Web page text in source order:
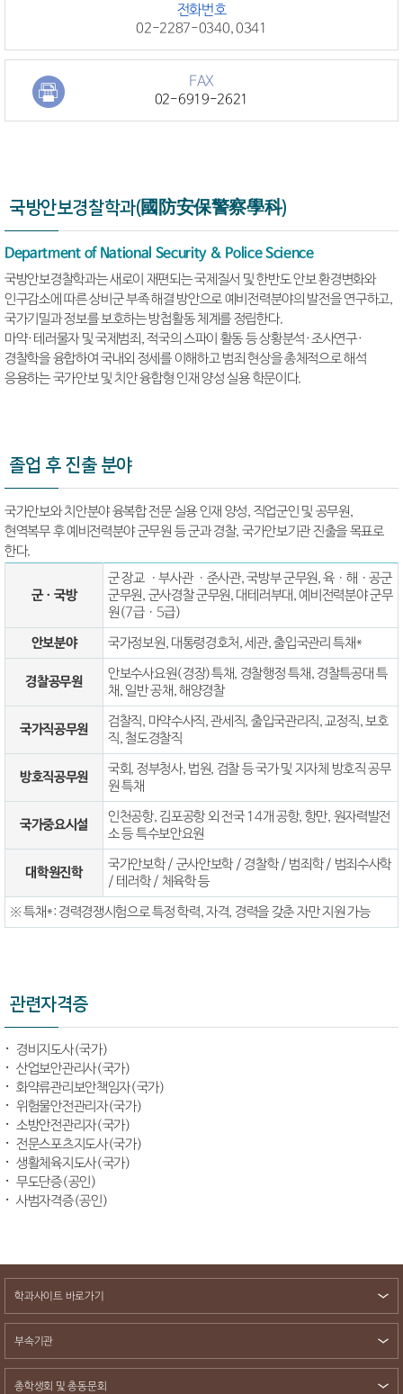
전화번호
02-2287-0340, 0341
FAX
02-6919-2621
국방안보경찰학과(國防安保警察學科)
Department of National Security & Police Science
국방안보경찰학과는 새로이 재편되는 국제질서 및 한반도 안보 환경변화와
인구감소에 따른 상비군 부족 해결 방안으로 예비전력분야의 발전을 연구하고,
국가기밀과 정보를 보호하는 방첩활동 체계를 정립한다.
마약·테러물자 및 국제범죄, 적국의 스파이 활동 등 상황분석·조사연구·
경찰학을 융합하여 국내외 정세를 이해하고 범죄 현상을 총체적으로 해석
응용하는 국가안보 및 치안 융합형 인재 양성 실용 학문이다.
졸업 후 진출 분야
국가안보와 치안분야 융복합 전문 실용 인재 양성, 직업군인 및 공무원,
현역복무 후 예비전력분야 군무원 등 군과 경찰, 국가안보기관 진출을 목표로
한다.
군ㆍ국방
군 장교 ㆍ부사관 ㆍ준사관, 국방부 군무원, 육ㆍ해ㆍ공군
군무원, 군사경찰 군무원, 대테러부대, 예비전력분야 군무
원(7급ㆍ5급)
안보분야
국가정보원, 대통령경호처, 세관, 출입국관리 특채*
경찰공무원
안보수사요원(경장)특채, 경찰행정 특채, 경찰특공대 특
채, 일반 공채, 해양경찰
국가직공무원
검찰직, 마약수사직, 관세직, 출입국관리직, 교정직, 보호
직, 철도경찰직
방호직공무원
국회, 정부청사, 법원, 검찰 등 국가 및 지자체 방호직 공무
원 특채
국가중요시설
인천공항, 김포공항 외 전국 14개 공항, 항만, 원자력발전
소 등 특수보안요원
대학원진학
국가안보학 / 군사안보학 / 경찰학 / 범죄학 / 범죄수사학
/ 테러학 / 체육학 등
※ 특채*: 경력경쟁시험으로 특정 학력, 자격, 경력을 갖춘 자만 지원 가능
관련자격증
경비지도사(국가)
산업보안관리사(국가)
화약류관리보안책임자(국가)
위험물안전관리자(국가)
소방안전관리자(국가)
전문스포츠지도사(국가)
생활체육지도사(국가)
무도단증(공인)
사범자격증(공인)
학과사이트 바로가기
부속기관
총학생회 및 총동문회